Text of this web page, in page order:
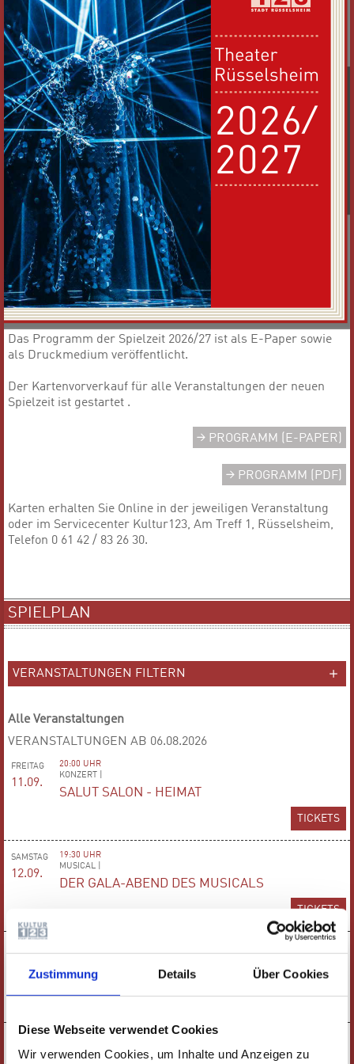
Zustimmung Details Über Cookies
Diese Webseite verwendet Cookies
Wir verwenden Cookies, um Inhalte und Anzeigen zu
Das Programm der Spielzeit 2026/27 ist als E-Paper sowie
als Druckmedium veröffentlicht.
Der Kartenvorverkauf für alle Veranstaltungen der neuen
Spielzeit ist gestartet .
PROGRAMM (E-PAPER)
PROGRAMM (PDF)
Karten erhalten Sie Online in der jeweiligen Veranstaltung
oder im Servicecenter Kultur123, Am Treff 1, Rüsselsheim,
Telefon 0 61 42 / 83 26 30.
SPIELPLAN
VERANSTALTUNGEN FILTERN
Alle Veranstaltungen
VERANSTALTUNGEN AB 06.08.2026
FREITAG
11.09.
20:00 UHR
KONZERT |
SALUT SALON - HEIMAT
TICKETS
SAMSTAG
12.09.
19:30 UHR
MUSICAL |
DER GALA-ABEND DES MUSICALS
TICKETS
DIE DREI ??? KIDS
14.09.
KINDERTHEATER |